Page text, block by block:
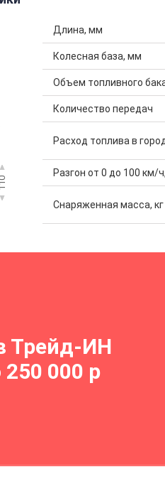
Длина, мм
Колесная база, мм
Объем топливного
Количество передач
Расход топлива в
Разгон от 0 до 100 км/
Снаряженная масса, кг
Трейд-ИН
000 р